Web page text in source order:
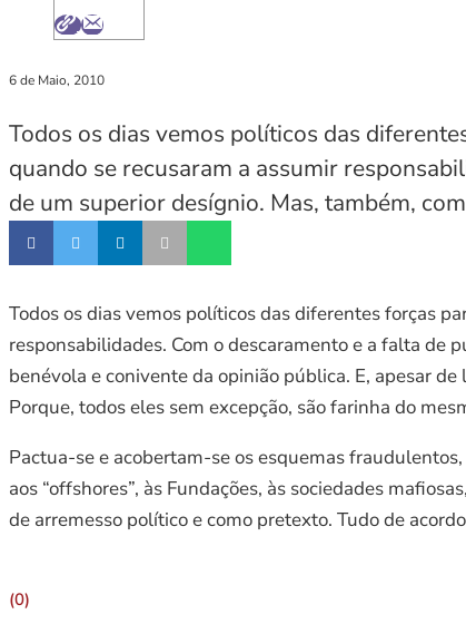
6 de Maio, 2010
Todos os dias vemos políticos das
quando se recusaram a assumir
de um superior desígnio. Mas, também,
Todos os dias vemos políticos das diferentes forças
responsabilidades. Com o descaramento e a falta de
benévola e conivente da opinião pública. E, apesar
Porque, todos eles sem excepção, são farinha do
Pactua-se e acobertam-se os esquemas
aos “offshores”, às Fundações, às sociedades
de arremesso político e como pretexto. Tudo de
(0)